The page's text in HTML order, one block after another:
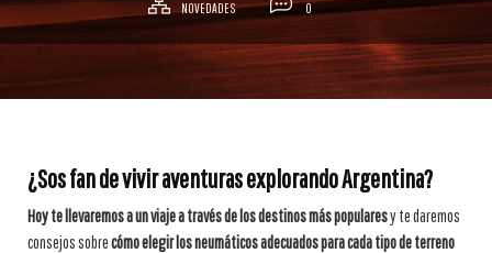
NOVEDADES 0
¿Sos fan de vivir aventuras explorando Argentina?
Hoy te llevaremos a un viaje a través de los destinos más popularesy te daremos
consejos sobrecómo elegir los neumáticos adecuados para cada tipo de terreno